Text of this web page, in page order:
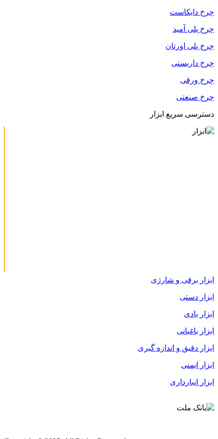
چرخ دایکاست
چرخ پلی آمید
چرخ پلی اورتان
چرخ داربستی
چرخ ورقی
چرخ صنعتی
دسترسی سریع ابزار
ابزار برقی و شارژی
ابزار دستی
ابزار بادی
ابزار باغبانی
ابزار دقیق و اندازه گیری
ابزار ایمنی
ابزار انبارداری